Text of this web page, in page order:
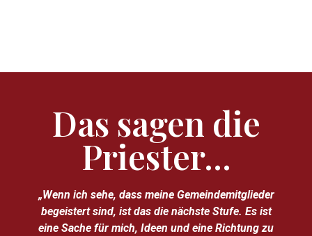
Das sagen die
Priester...
„Wenn ich sehe, dass meine Gemeindemitglieder
begeistert sind, ist das die nächste Stufe. Es ist
eine Sache für mich, Ideen und eine Richtung zu